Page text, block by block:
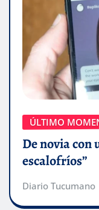
ÚLTIMO
De novia con
escalofríos”
Diario Tucumano